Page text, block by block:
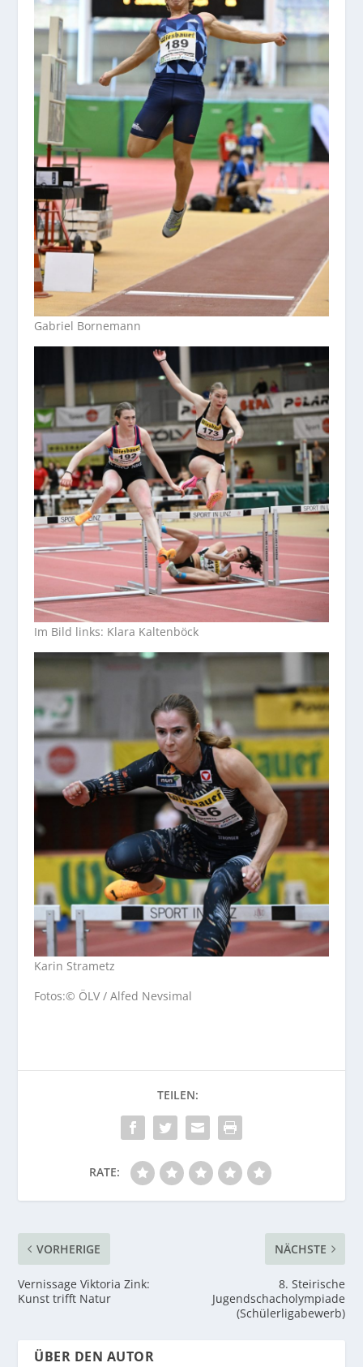
Gabriel Bornemann
Im Bild links: Klara Kaltenböck
Karin Strametz
Fotos:© ÖLV / Alfed Nevsimal
RATE:
VORHERIGE
Vernissage Viktoria Zink:
Kunst trifft Natur
NÄCHSTE
8. Steirische
Jugendschacholympiade
(Schülerligabewerb)
ÜBER DEN AUTOR